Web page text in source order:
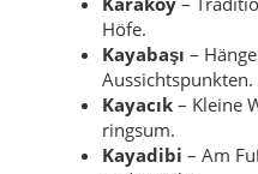
Höfe.
Kayabaşı –
Aussichtspunkten.
Kayacık – Kleine
ringsum.
Kayadibi – Am